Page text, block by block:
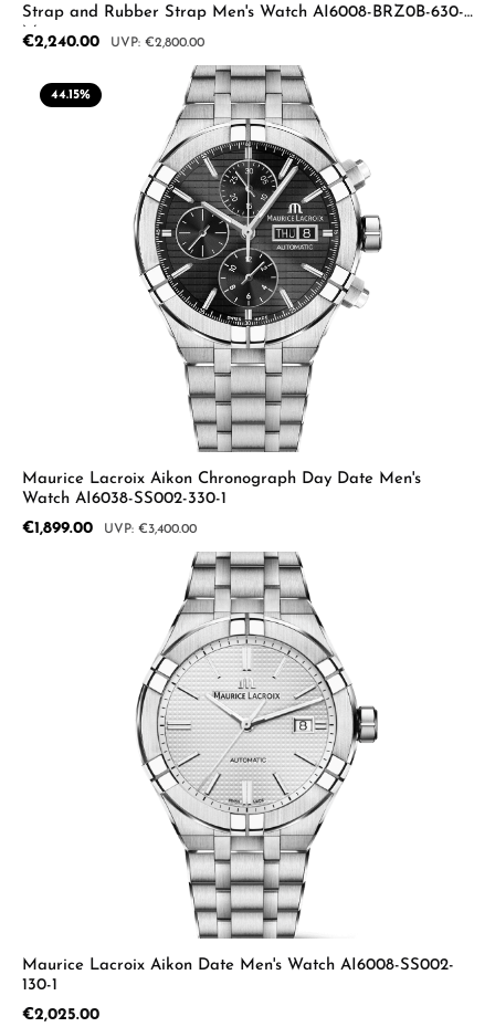
Strap and Rubber Strap Men's Watch AI6008-BRZ0B-630-
M
Sale price:
€2,240.00 Regular price:
€2,800.00
44.15%
Maurice Lacroix Aikon Chronograph Day Date Men's
Watch AI6038-SS002-330-1
Sale price:
€1,899.00 Regular price:
€3,400.00
Maurice Lacroix Aikon Date Men's Watch AI6008-SS002-
130-1
Regular price:
€2,025.00